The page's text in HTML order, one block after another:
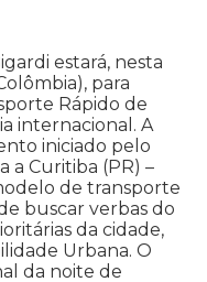
estará, nesta
para
Rápido de
internacional. A
iniciado pelo
a Curitiba (PR) –
de transporte
buscar verbas do
da cidade,
Urbana. O
da noite de